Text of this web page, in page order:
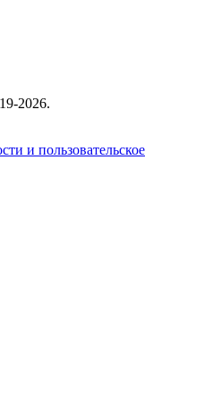
2026.
и пользовательское